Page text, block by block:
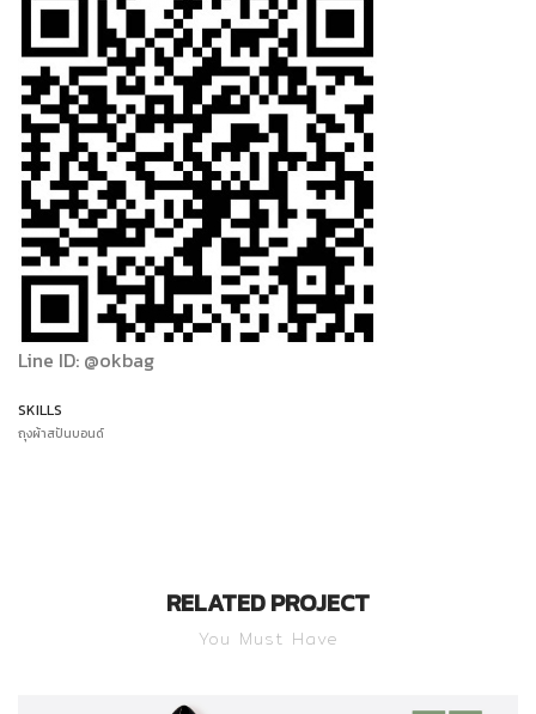
Line ID: @okbag
SKILLS
ถุงผ้าสปันบอนด์
RELATED PROJECT
You Must Have